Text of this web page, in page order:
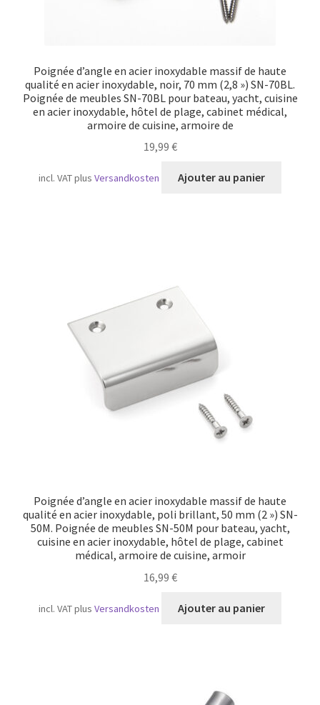
Poignée d’angle en acier inoxydable massif de haute
qualité en acier inoxydable, noir, 70 mm (2,8 ») SN-70BL.
Poignée de meubles SN-70BL pour bateau, yacht, cuisine
en acier inoxydable, hôtel de plage, cabinet médical,
armoire de cuisine, armoire de
19,99 €
incl. VATplusVersandkosten Ajouter au panier
Poignée d’angle en acier inoxydable massif de haute
qualité en acier inoxydable, poli brillant, 50 mm (2 ») SN-
50M. Poignée de meubles SN-50M pour bateau, yacht,
cuisine en acier inoxydable, hôtel de plage, cabinet
médical, armoire de cuisine, armoir
16,99 €
incl. VATplusVersandkosten Ajouter au panier